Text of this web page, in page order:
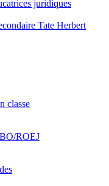
juridiques
Tate Herbert
classe
ROEJ